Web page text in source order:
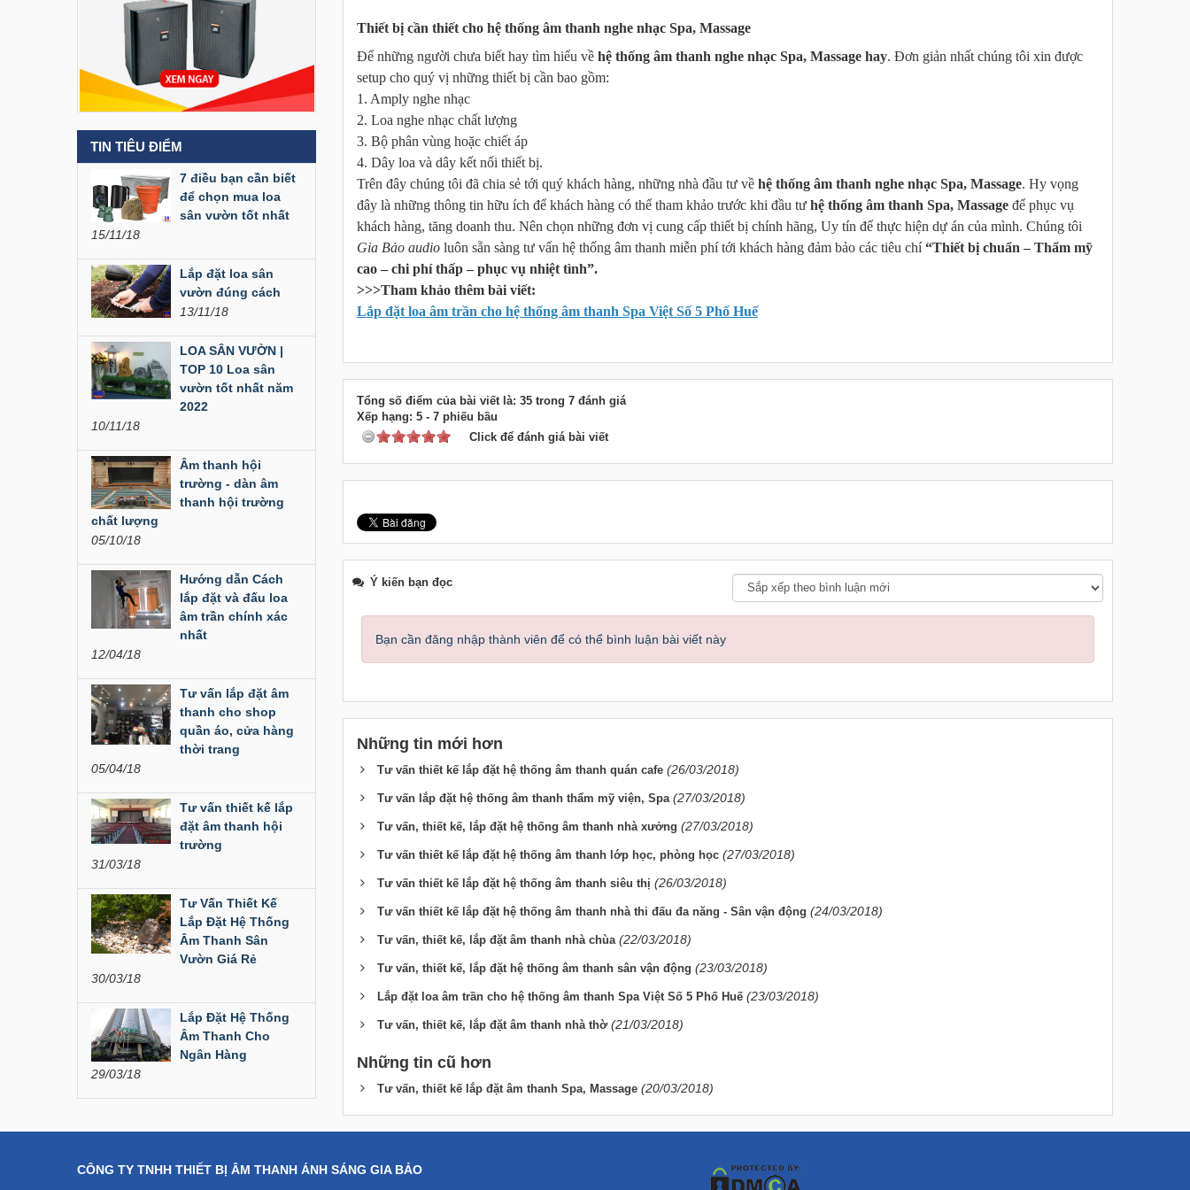
Loa Party House MF12
Đèn Led Moving 108
Đèn Moving Beam
350W
Đèn Moving Beam 230
Plus
Cục đẩy công suất
Dàn âm thanh hội
200,000,000
Bàn Mixer
Allen&Heath...
Bàn Mixer
Allen&Heath...
TIN TIÊU ĐIỂM
7 điều bạn cần biết
để chọn mua loa
sân vườn tốt nhất
15/11/18
Lắp đặt loa sân
vườn đúng cách
13/11/18
LOA SÂN VƯỜN |
TOP 10 Loa sân
vườn tốt nhất năm
2022
10/11/18
Âm thanh hội
trường - dàn âm
thanh hội trường
chất lượng
05/10/18
Hướng dẫn Cách
lắp đặt và đấu loa
âm trần chính xác
nhất
12/04/18
Tư vấn lắp đặt âm
thanh cho shop
quần áo, cửa hàng
thời trang
05/04/18
Tư vấn thiết kế lắp
đặt âm thanh hội
trường
31/03/18
Tư Vấn Thiết Kế
Lắp Đặt Hệ Thống
Âm Thanh Sân
Vườn Giá Rẻ
30/03/18
Lắp Đặt Hệ Thống
Âm Thanh Cho
Ngân Hàng
29/03/18
Thiết bị cần thiết cho hệ thống âm thanh nghe nhạc Spa, Massage
Để những người chưa biết hay tìm hiểu về hệ thống âm thanh nghe nhạc Spa, Massage hay. Đơn giản nhất chúng tôi xin được
setup cho quý vị những thiết bị cần bao gồm:
1. Amply nghe nhạc
2. Loa nghe nhạc chất lượng
3. Bộ phân vùng hoặc chiết áp
4. Dây loa và dây kết nối thiết bị.
Trên đây chúng tôi đã chia sẻ tới quý khách hàng, những nhà đầu tư về hệ thống âm thanh nghe nhạc Spa, Massage. Hy vọng
đây là những thông tin hữu ích để khách hàng có thể tham khảo trước khi đầu tư hệ thống âm thanh Spa, Massage để phục vụ
khách hàng, tăng doanh thu. Nên chọn những đơn vị cung cấp thiết bị chính hãng, Uy tín để thực hiện dự án của mình. Chúng tôi
Gia Bảo audio luôn sẵn sàng tư vấn hệ thống âm thanh miễn phí tới khách hàng đảm bảo các tiêu chí“Thiết bị chuẩn – Thẩm mỹ
cao – chi phí thấp – phục vụ nhiệt tình”.
>>>Tham khảo thêm bài viết:
Lắp đặt loa âm trần cho hệ thống âm thanh Spa Việt Số 5 Phố Huế
Tổng số điểm của bài viết là: 35 trong 7 đánh giá
Xếp hạng: 5 - 7 phiếu bầu
Click để đánh giá bài viết
Ý kiến bạn đọc
Bạn cần đăng nhập thành viên để có thể bình luận bài viết này
Những tin mới hơn
Tư vấn thiết kế lắp đặt hệ thống âm thanh quán cafe (26/03/2018)
Tư vấn lắp đặt hệ thống âm thanh thẩm mỹ viện, Spa (27/03/2018)
Tư vấn, thiết kế, lắp đặt hệ thống âm thanh nhà xưởng (27/03/2018)
Tư vấn thiết kế lắp đặt hệ thống âm thanh lớp học, phòng học (27/03/2018)
Tư vấn thiết kế lắp đặt hệ thống âm thanh siêu thị (26/03/2018)
Tư vấn thiết kế lắp đặt hệ thống âm thanh nhà thi đấu đa năng - Sân vận động (24/03/2018)
Tư vấn, thiết kế, lắp đặt âm thanh nhà chùa (22/03/2018)
Tư vấn, thiết kế, lắp đặt hệ thống âm thanh sân vận động (23/03/2018)
Lắp đặt loa âm trần cho hệ thống âm thanh Spa Việt Số 5 Phố Huế (23/03/2018)
Tư vấn, thiết kế, lắp đặt âm thanh nhà thờ (21/03/2018)
Những tin cũ hơn
Tư vấn, thiết kế lắp đặt âm thanh Spa, Massage (20/03/2018)
CÔNG TY TNHH THIẾT BỊ ÂM THANH ÁNH SÁNG GIA BẢO